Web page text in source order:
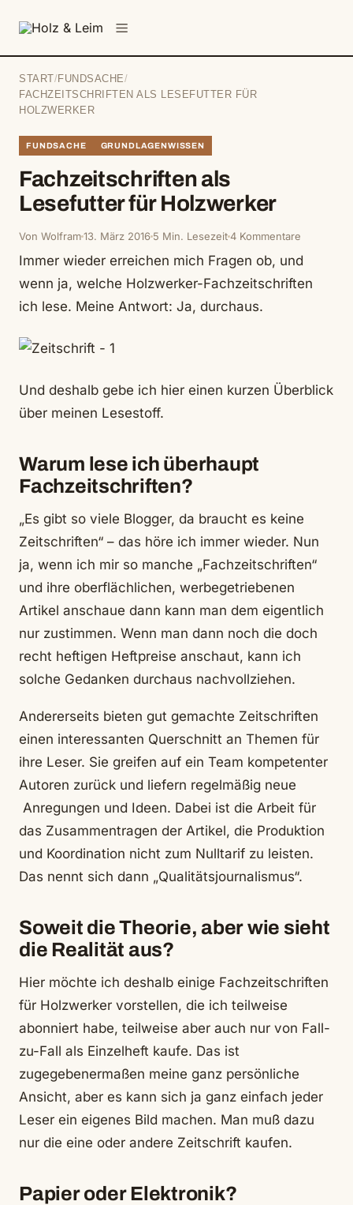
START / FUNDSACHE/
FACHZEITSCHRIFTEN ALS LESEFUTTER FÜR
HOLZWERKER
FUNDSACHE GRUNDLAGENWISSEN
Fachzeitschriften als
Lesefutter für Holzwerker
Von Wolfram13. März 2016 5 Min. Lesezeit4 Kommentare
Immer wieder erreichen mich Fragen ob, und
wenn ja, welche Holzwerker-Fachzeitschriften
ich lese. Meine Antwort: Ja, durchaus.
Und deshalb gebe ich hier einen kurzen Überblick
über meinen Lesestoff.
Warum lese ich überhaupt
Fachzeitschriften?
„Es gibt so viele Blogger, da braucht es keine
Zeitschriften“ – das höre ich immer wieder. Nun
ja, wenn ich mir so manche „Fachzeitschriften“
und ihre oberflächlichen, werbegetriebenen
Artikel anschaue dann kann man dem eigentlich
nur zustimmen. Wenn man dann noch die doch
recht heftigen Heftpreise anschaut, kann ich
solche Gedanken durchaus nachvollziehen.
Andererseits bieten gut gemachte Zeitschriften
einen interessanten Querschnitt an Themen für
ihre Leser. Sie greifen auf ein Team kompetenter
Autoren zurück und liefern regelmäßig neue
Anregungen und Ideen. Dabei ist die Arbeit für
das Zusammentragen der Artikel, die Produktion
und Koordination nicht zum Nulltarif zu leisten.
Das nennt sich dann „Qualitätsjournalismus“.
Soweit die Theorie, aber wie sieht
die Realität aus?
Hier möchte ich deshalb einige Fachzeitschriften
für Holzwerker vorstellen, die ich teilweise
abonniert habe, teilweise aber auch nur von Fall-
zu-Fall als Einzelheft kaufe. Das ist
zugegebenermaßen meine ganz persönliche
Ansicht, aber es kann sich ja ganz einfach jeder
Leser ein eigenes Bild machen. Man muß dazu
nur die eine oder andere Zeitschrift kaufen.
Papier oder Elektronik?